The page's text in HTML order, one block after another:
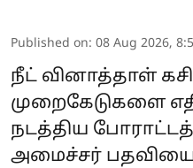
Published on: 08 Aug 2026,
நீட் வினாத்தாள்
முறைகேடுகளை
நடத்திய
அமைச்சர்